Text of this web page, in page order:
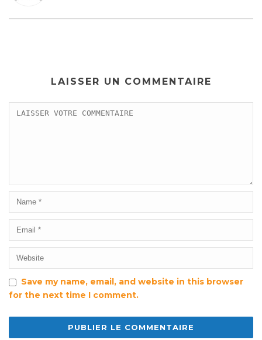
LAISSER UN COMMENTAIRE
Save my name, email, and website in this browser
for the next time I comment.